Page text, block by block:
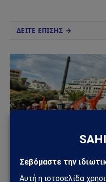
ΔΕΙΤΕ ΕΠΙΣΗΣ →
ΔΕΛΤΊΟ ΤΎΠΟΥ